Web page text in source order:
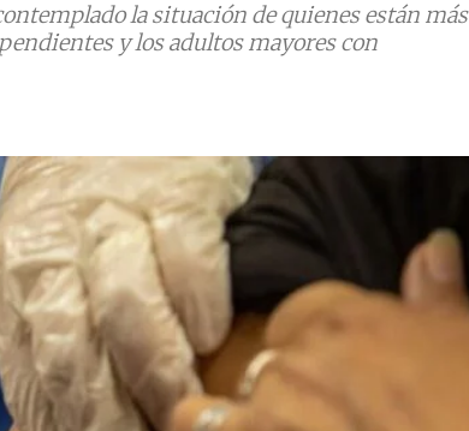
la situación de quienes están más
y los adultos mayores con